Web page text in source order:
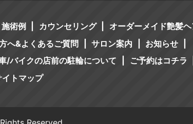
施術例 カウンセリング
オーダーメイド艶髪
へ&よくあるご質問 サロン案内
お知らせ
/バイクの店前の駐輪について
ご予約はコチラ
イトマップ